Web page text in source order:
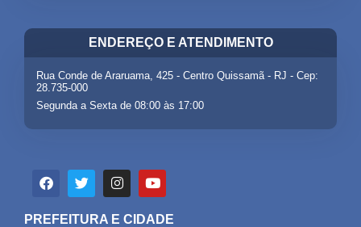
ENDEREÇO E ATENDIMENTO
Rua Conde de Araruama, 425 - Centro Quissamã - RJ - Cep:
28.735-000
Segunda a Sexta de 08:00 às 17:00
PREFEITURA E CIDADE